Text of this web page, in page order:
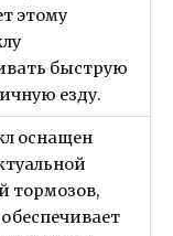
этому
быструю
езду.
оснащен
тормозов,